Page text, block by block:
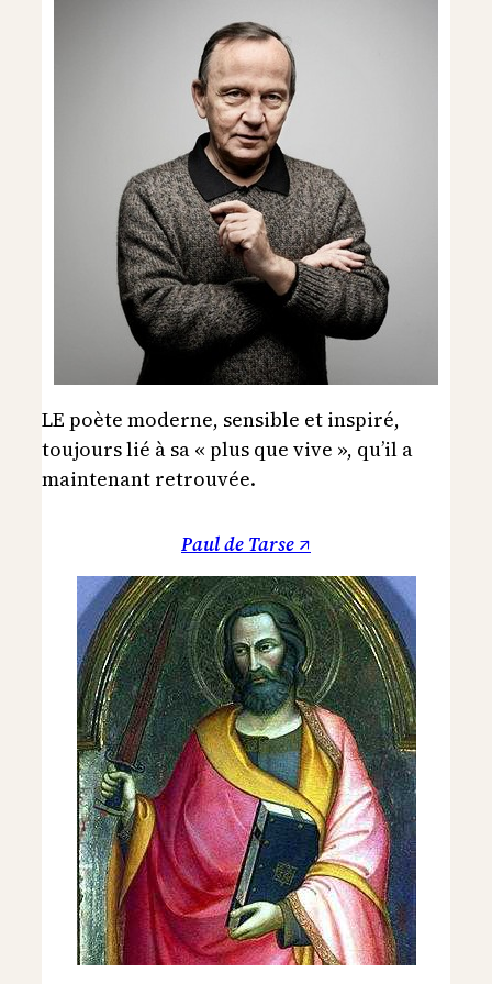
LE poète moderne, sensible et inspiré,
toujours lié à sa « plus que vive », qu’il a
maintenant retrouvée.
Paul de Tarse ↗